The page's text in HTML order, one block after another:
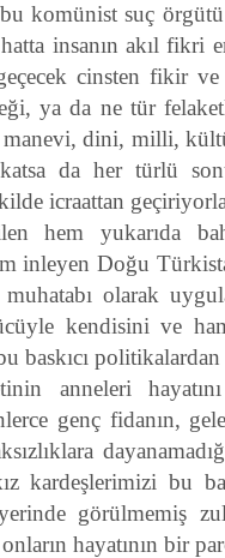
komünist suç
insanın akıl fikri
cinsten fikir
ya da ne tür
manevi, dini, milli,
da her türlü
icraattan
hem yukarıda
inleyen Doğu
olarak
kendisini ve
baskıcı
anneleri
genç fidanın,
kardeşlerimizi bu
görülmemiş
hayatının bir